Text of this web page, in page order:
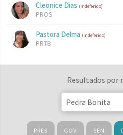
Cleonice Dias (Indeferido)
PROS
Pastora Delma (Indeferido)
PRTB
Resultados por
PRES GOV SEN